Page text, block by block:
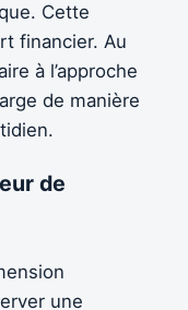
Cette
financier. Au
à l’approche
de manière
de
une